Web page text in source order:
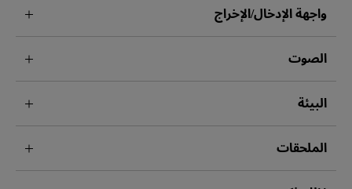
واجهة الإدخال/الإخراج
الصوت
البيئة
الملحقات